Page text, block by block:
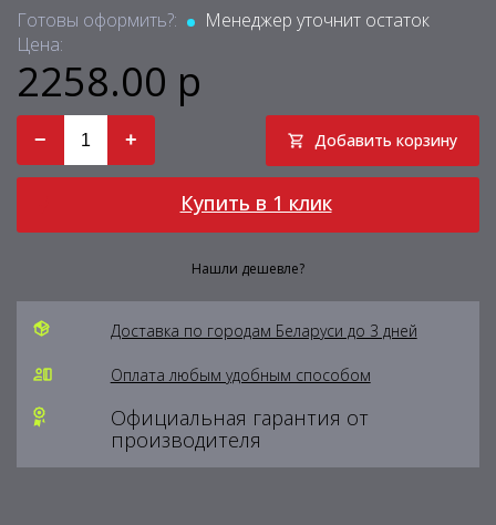
Готовы оформить?:
Менеджер уточнит остаток
Цена:
2258.00 р
− + Добавить корзину
Купить в 1 клик
Нашли дешевле?
Доставка по городам Беларуси до 3 дней
Оплата любым удобным способом
Официальная гарантия от
производителя